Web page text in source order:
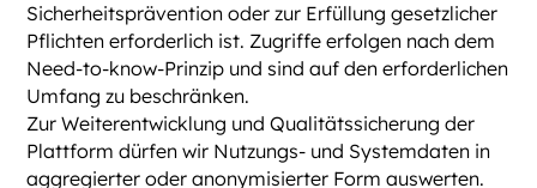
Sicherheitsprävention oder zur Erfüllung gesetzlicher
Pflichten erforderlich ist. Zugriffe erfolgen nach dem
Need-to-know-Prinzip und sind auf den erforderlichen
Umfang zu beschränken.
Zur Weiterentwicklung und Qualitätssicherung der
Plattform dürfen wir Nutzungs- und Systemdaten in
aggregierter oder anonymisierter Form auswerten.